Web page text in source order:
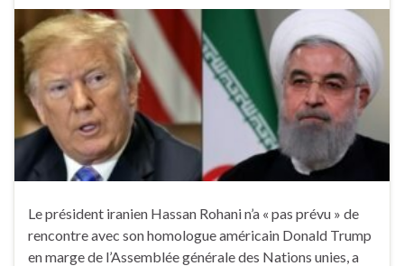
Le président iranien Hassan Rohani n’a « pas prévu » de
rencontre avec son homologue américain Donald Trump
en marge de l’Assemblée générale des Nations unies, a